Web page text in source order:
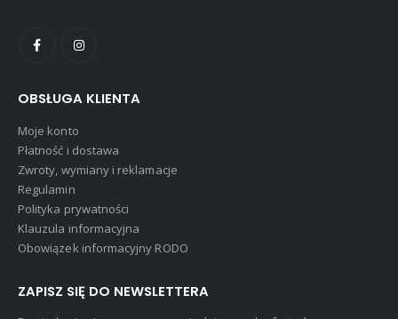
OBSŁUGA KLIENTA
Moje konto
Płatność i dostawa
Zwroty, wymiany i reklamacje
Regulamin
Polityka prywatności
Klauzula informacyjna
Obowiązek informacyjny RODO
ZAPISZ SIĘ DO NEWSLETTERA